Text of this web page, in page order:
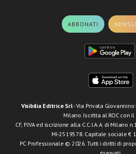
ABBONATI
Visibilia Editrice Srl- Via Privata Giovannino
Milano. Iscritta al ROC con il
CF, P.IVA ed iscrizione alla C.C.I.A.A. di Milano
MI-2519578. Capitale sociale €
PC Professionale © 2026. Tutti i diritti di